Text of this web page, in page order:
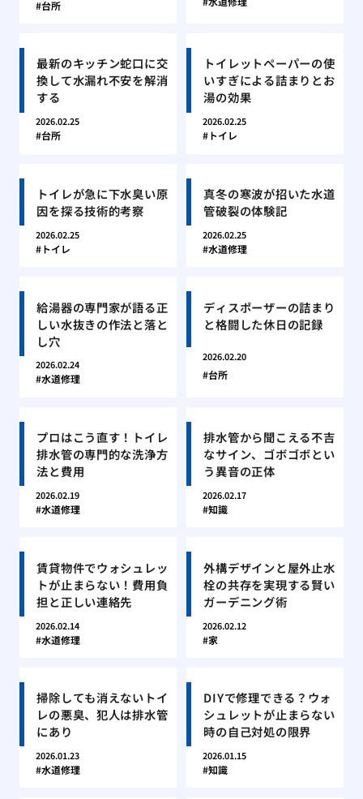
台所
最新のキッチン蛇口に交
換して水漏れ不安を解消
する
2026.02.25
台所
トイレットペーパーの使
いすぎによる詰まりとお
湯の効果
2026.02.25
トイレ
トイレが急に下水臭い原
因を探る技術的考察
2026.02.25
トイレ
真冬の寒波が招いた水道
管破裂の体験記
2026.02.25
水道修理
給湯器の専門家が語る正
しい水抜きの作法と落と
し穴
2026.02.24
水道修理
ディスポーザーの詰まり
と格闘した休日の記録
2026.02.20
台所
プロはこう直す！トイレ
排水管の専門的な洗浄方
法と費用
2026.02.19
水道修理
排水管から聞こえる不吉
なサイン、ゴボゴボとい
う異音の正体
2026.02.17
知識
賃貸物件でウォシュレッ
トが止まらない！費用負
担と正しい連絡先
2026.02.14
水道修理
外構デザインと屋外止水
栓の共存を実現する賢い
ガーデニング術
2026.02.12
家
掃除しても消えないトイ
レの悪臭、犯人は排水管
にあり
2026.01.23
水道修理
DIYで修理できる？ウォ
シュレットが止まらない
時の自己対処の限界
2026.01.15
知識